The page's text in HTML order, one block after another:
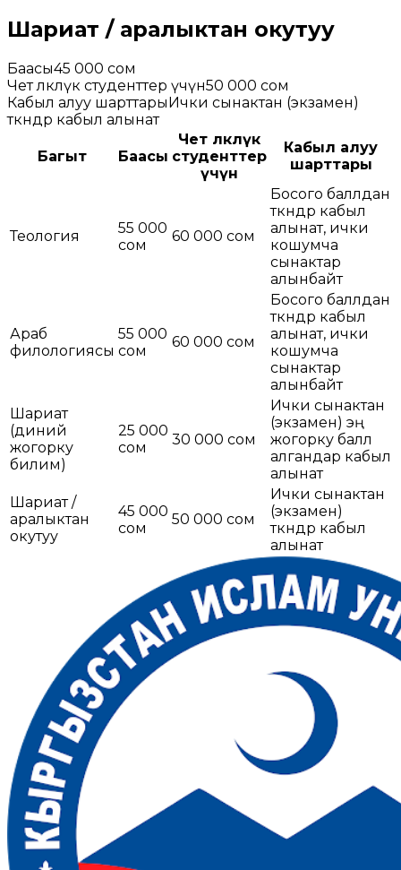
Шариат / аралыктан окутуу
Баасы45 000 сом
Чет өлкөлүк студенттер үчүн50 000 сом
Кабыл алуу шарттары Ички сынактан (экзамен)
өткөндөр кабыл алынат
Багыт Баасы
Чет өлкөлүк
студенттер
үчүн
Кабыл алуу
шарттары
Теология
55 000
сом
60 000 сом
Босого баллдан
өткөндөр кабыл
алынат, ички
кошумча
сынактар
алынбайт
Араб
филологиясы
55 000
сом
60 000 сом
Босого баллдан
өткөндөр кабыл
алынат, ички
кошумча
сынактар
алынбайт
Шариат
(диний
жогорку
билим)
25 000
сом
30 000 сом
Ички сынактан
(экзамен) эң
жогорку балл
алгандар кабыл
алынат
Шариат /
аралыктан
окутуу
45 000
сом
50 000 сом
Ички сынактан
(экзамен)
өткөндөр кабыл
алынат